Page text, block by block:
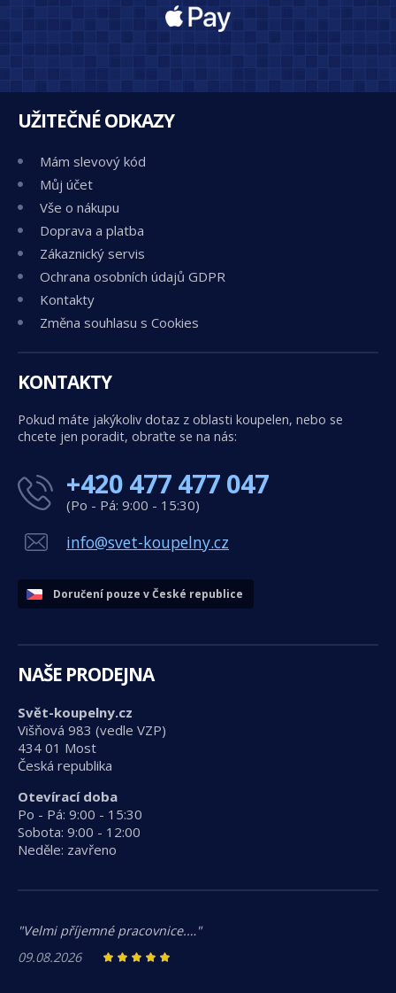
UŽITEČNÉ ODKAZY
Mám slevový kód
Můj účet
Vše o nákupu
Doprava a platba
Zákaznický servis
Ochrana osobních údajů GDPR
Kontakty
Změna souhlasu s Cookies
KONTAKTY
Pokud máte jakýkoliv dotaz z oblasti koupelen, nebo se
chcete jen poradit, obraťte se na nás:
+420 477 477 047
(Po - Pá: 9:00 - 15:30)
info@svet-koupelny.cz
Doručení pouze v České republice
NAŠE PRODEJNA
Svět-koupelny.cz
Višňová 983 (vedle VZP)
434 01 Most
Česká republika
Otevírací doba
Po - Pá: 9:00 - 15:30
Sobota: 9:00 - 12:00
Neděle: zavřeno
"Velmi příjemné pracovnice.…"
09.08.2026